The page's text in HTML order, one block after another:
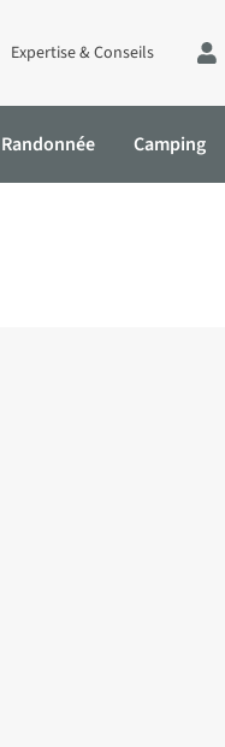
Expertise & Conseils
Randonnée Camping